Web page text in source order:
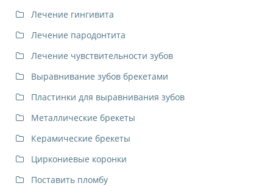
Лечение гингивита
Лечение пародонтита
Лечение чувствительности зубов
Выравнивание зубов брекетами
Пластинки для выравнивания зубов
Металлические брекеты
Керамические брекеты
Циркониевые коронки
Поставить пломбу